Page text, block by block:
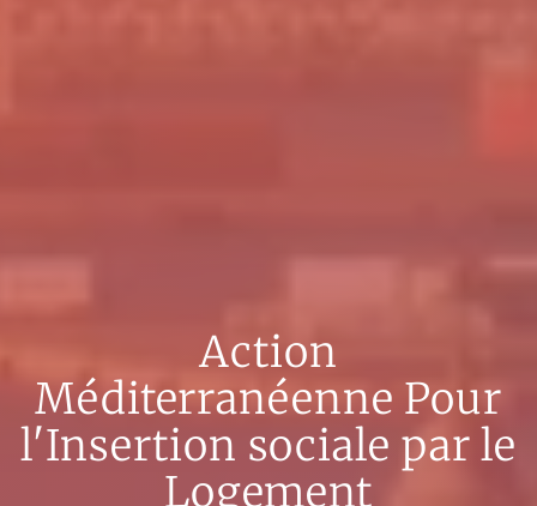
Action
Méditerranéenne Pour
l'Insertion sociale par le
Logement